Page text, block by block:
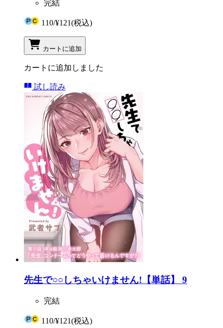
完結
110/¥121(税込)
カートに追加
カートに追加しました
試し読み
先生で○○しちゃいけません!【単話】 9
完結
110/¥121(税込)